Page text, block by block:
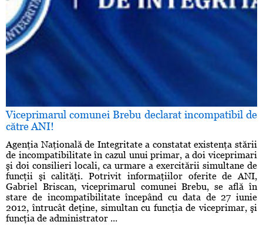
Viceprimarul comunei Brebu declarat incompatibil de
către ANI!
Agenţia Naţională de Integritate a constatat existenţa stării
de incompatibilitate în cazul unui primar, a doi viceprimari
şi doi consilieri locali, ca urmare a exercitării simultane de
funcţii şi calităţi. Potrivit informaţiilor oferite de ANI,
Gabriel Briscan, viceprimarul comunei Brebu, se află în
stare de incompatibilitate începând cu data de 27 iunie
2012, întrucât deţine, simultan cu funcţia de viceprimar, şi
funcţia de administrator ...